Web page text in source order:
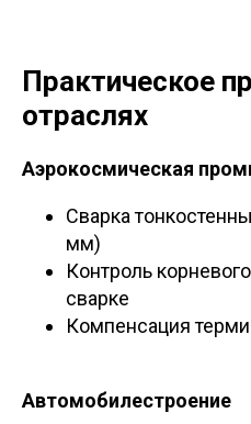
Практическое
отраслях
Аэрокосмическая
Сварка
мм)
Контроль
сварке
Компенсация
Автомобилестроение